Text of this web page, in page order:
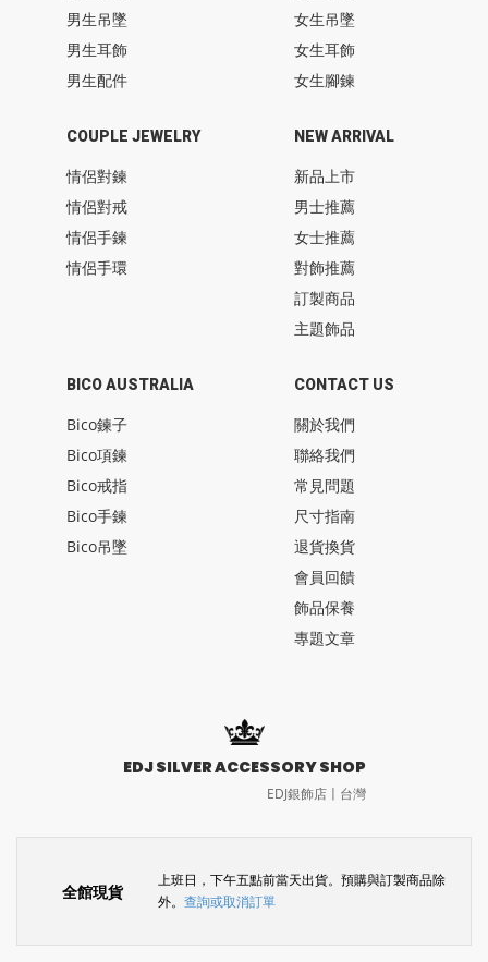
男生吊墜
男生耳飾
男生配件
女生吊墜
女生耳飾
女生腳鍊
COUPLE JEWELRY
情侶對鍊
情侶對戒
情侶手鍊
情侶手環
BICO AUSTRALIA
Bico鍊子
Bico項鍊
Bico戒指
Bico手鍊
Bico吊墜
NEW ARRIVAL
新品上市
男士推薦
女士推薦
對飾推薦
訂製商品
主題飾品
CONTACT US
關於我們
聯絡我們
常見問題
尺寸指南
退貨換貨
會員回饋
飾品保養
專題文章
EDJ SILVER ACCESSORY SHOP
EDJ銀飾店〡台灣
全館現貨
上班日，下午五點前當天出貨。預購與訂製商品除
外。 查詢或取消訂單